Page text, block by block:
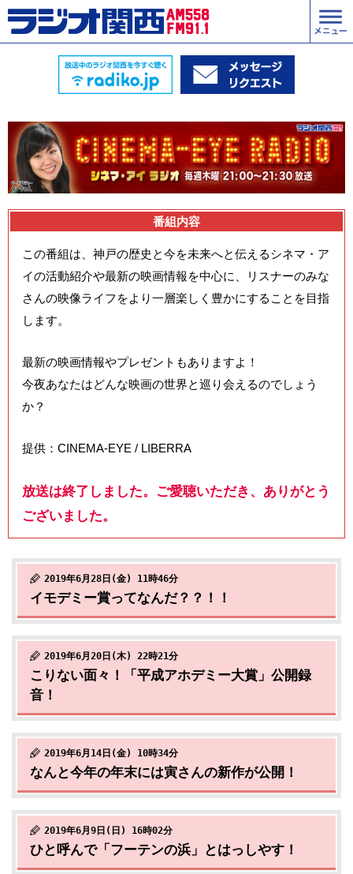
番組内容
この番組は、神戸の歴史と今を未来へと伝えるシネマ・ア
イの活動紹介や最新の映画情報を中心に、リスナーのみな
さんの映像ライフをより一層楽しく豊かにすることを目指
します。
最新の映画情報やプレゼントもありますよ！
今夜あなたはどんな映画の世界と巡り会えるのでしょう
か？
提供：CINEMA-EYE / LIBERRA
放送は終了しました。ご愛聴いただき、ありがとう
ございました。
2019年6月28日(金) 11時46分
イモデミー賞ってなんだ？？！！
2019年6月20日(木) 22時21分
こりない面々！「平成アホデミー大賞」公開録
音！
2019年6月14日(金) 10時34分
なんと今年の年末には寅さんの新作が公開！
2019年6月9日(日) 16時02分
ひと呼んで「フーテンの浜」とはっしやす！